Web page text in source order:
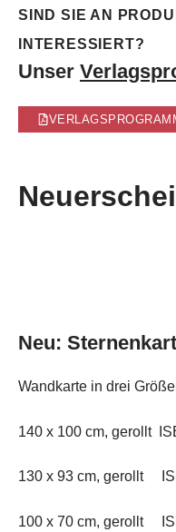
SIND SIE AN
INTERESSIERT?
Unser
Neu:
Wandkarte in drei
140 x 100 cm, gerollt
130 x 93 cm, gerollt
100 x 70 cm, gerollt